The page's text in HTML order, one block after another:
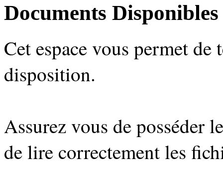
Documents Disponibles
Cet espace vous permet
disposition.
Assurez vous de posséder
de lire correctement les